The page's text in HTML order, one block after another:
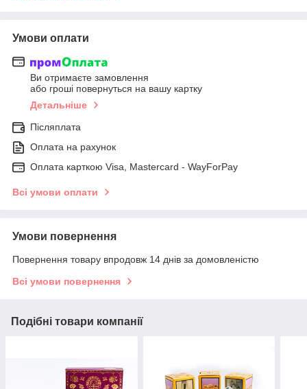
Умови оплати
Ви отримаєте замовлення
або гроші повернуться на вашу картку
Детальніше
Післяплата
Оплата на рахунок
Оплата карткою Visa, Mastercard - WayForPay
Всі умови оплати
Умови повернення
Повернення товару впродовж 14 днів за домовленістю
Всі умови повернення
Подібні товари компанії